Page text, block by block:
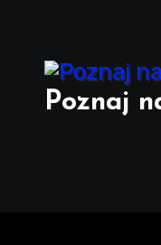
Poznaj